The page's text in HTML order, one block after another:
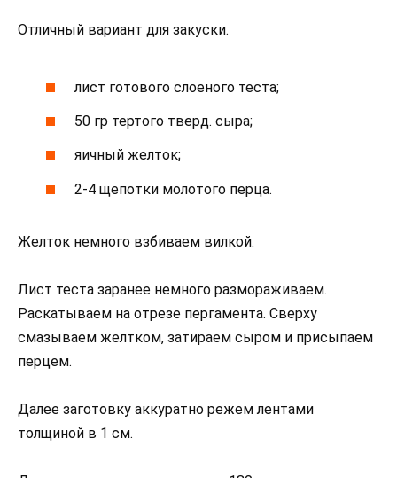
Отличный вариант для закуски.
лист готового слоеного теста;
50 гр тертого тверд. сыра;
яичный желток;
2-4 щепотки молотого перца.
Желток немного взбиваем вилкой.
Лист теста заранее немного размораживаем.
Раскатываем на отрезе пергамента. Сверху
смазываем желтком, затираем сыром и присыпаем
перцем.
Далее заготовку аккуратно режем лентами
толщиной в 1 см.